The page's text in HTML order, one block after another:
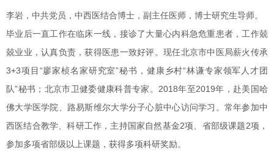
李岩，中共党员，中西医结合博士，副主任医师，博士研究生导师。
毕业后一直工作在临床一线，接诊了大量心内科急危重患者，工作兢
兢业业，认真负责，获得医患一致好评。现任北京市中医局薪火传承
3+3项目“廖家桢名家研究室”秘书，健康乡村“林谦专家领军人才团
队”秘书；北京市卫健委健康科普专家。2018年至2019年，赴美国哈
佛大学医学院、路易斯维尔大学分子心脏中心访问学习。常年参加中
西医结合教学、科研工作，主持国家自然基金2项、省部级课题2项，
参加多项省部级以上课题，获得多项科研奖励。